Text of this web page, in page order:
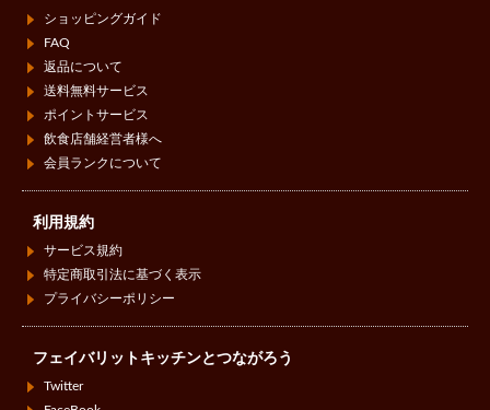
ショッピングガイド
FAQ
返品について
送料無料サービス
ポイントサービス
飲食店舗経営者様へ
会員ランクについて
利用規約
サービス規約
特定商取引法に基づく表示
プライバシーポリシー
フェイバリットキッチンとつながろう
Twitter